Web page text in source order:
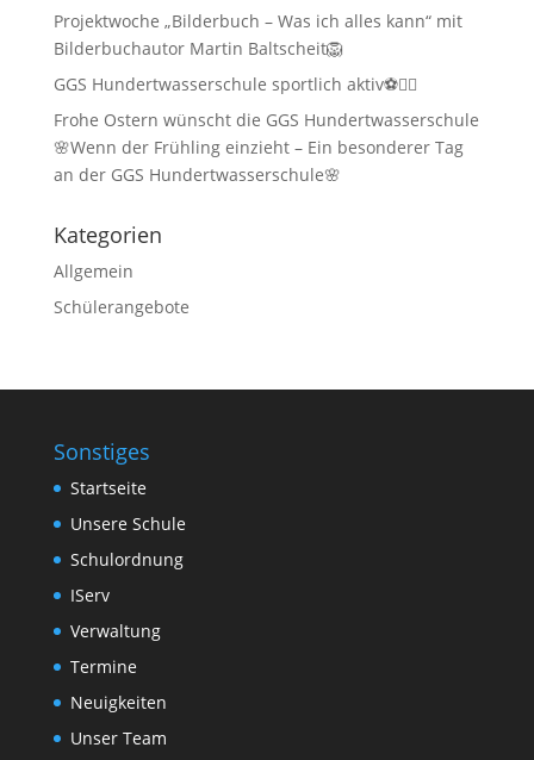
Projektwoche „Bilderbuch – Was ich alles kann“ mit
Bilderbuchautor Martin Baltscheit🦁
GGS Hundertwasserschule sportlich aktiv⚽🏃‍♂️
Frohe Ostern wünscht die GGS Hundertwasserschule
🌸Wenn der Frühling einzieht – Ein besonderer Tag
an der GGS Hundertwasserschule🌸
Kategorien
Allgemein
Schülerangebote
Sonstiges
Startseite
Unsere Schule
Schulordnung
IServ
Verwaltung
Termine
Neuigkeiten
Unser Team